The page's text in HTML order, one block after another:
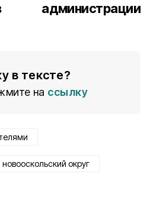
в тексте?
на ссылку
новооскольский округ